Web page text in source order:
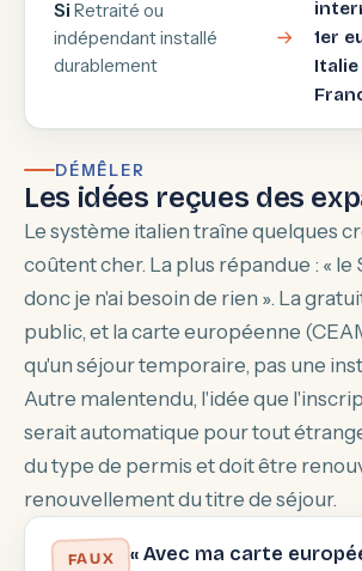
Si Retraité ou
indépendant installé
durablement
1er
DÉMÊLER
Les idées reçues des
Le système italien traîne quelques
coûtent cher. La plus répandue : « le
donc je n'ai besoin de rien ». La
public, et la carte européenne
qu'un séjour temporaire, pas une
Autre malentendu, l'idée que
serait automatique pour tout
du type de permis et doit être
renouvellement du titre de séjour.
FAUX
« Avec ma carte